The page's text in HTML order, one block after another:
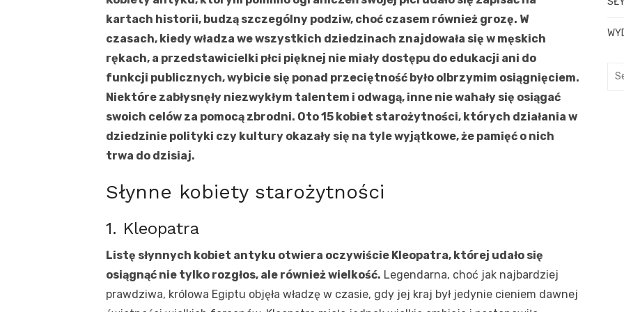
kartach historii, budzą szczególny podziw, choć czasem również grozę. W
czasach, kiedy władza we wszystkich dziedzinach znajdowała się w męskich
rękach, a przedstawicielki płci pięknej nie miały dostępu do edukacji ani do
funkcji publicznych, wybicie się ponad przeciętność było olbrzymim osiągnięciem.
Niektóre zabłysnęły niezwykłym talentem i odwagą, inne nie wahały się osiągać
swoich celów za pomocą zbrodni. Oto 15 kobiet starożytności, których działania w
dziedzinie polityki czy kultury okazały się na tyle wyjątkowe, że pamięć o nich
trwa do dzisiaj.
Słynne kobiety starożytności
1. Kleopatra
Listę słynnych kobiet antyku otwiera oczywiście Kleopatra, której udało się
osiągnąć nie tylko rozgłos, ale również wielkość. Legendarna, choć jak najbardziej
prawdziwa, królowa Egiptu objęła władzę w czasie, gdy jej kraj był jedynie cieniem dawnej